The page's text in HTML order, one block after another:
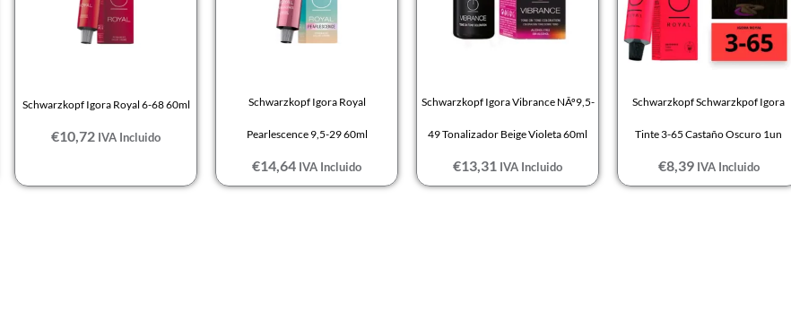
Schwarzkopf Igora Royal 6-68 60ml
€10,72 IVA Incluido
Schwarzkopf Igora Royal
Pearlescence 9,5-29 60ml
€14,64 IVA Incluido
Schwarzkopf Igora Vibrance NÂº9,5-
49 Tonalizador Beige Violeta 60ml
€13,31 IVA Incluido
Schwarzkopf Schwarzkpof Igora
Tinte 3-65 Castaño Oscuro 1un
€8,39 IVA Incluido